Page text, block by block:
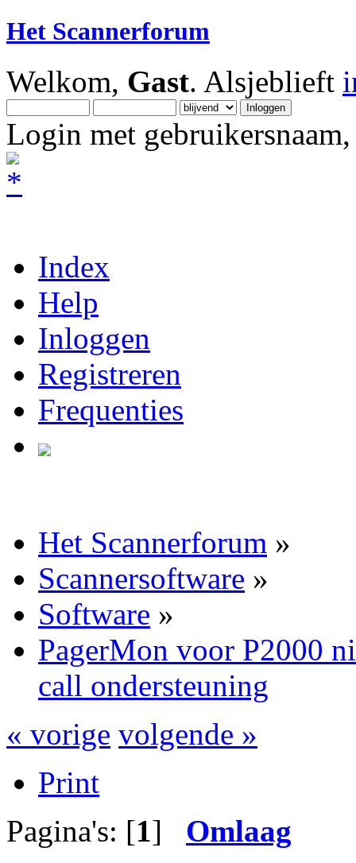
Het Scannerforum
Welkom, Gast. Alsjeblieft
Login met
Index
Help
Inloggen
Registreren
Frequenties
Het Scannerforum »
Scannersoftware »
Software »
PagerMon voor P2000
call ondersteuning
« vorige volgende »
Print
Pagina's: [1] Omlaag